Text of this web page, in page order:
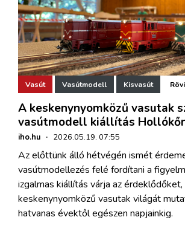
Vasút Vasútmodell Kisvasút
A keskenynyomközű vasutak
vasútmodell kiállítás
iho.hu · 2026.05.19. 07:55
Az előttünk álló hétvégén ismét
vasútmodellezés felé fordítani a
izgalmas kiállítás várja az érdeklődőket,
keskenynyomközű vasutak világát
hatvanas évektől egészen napjainkig.